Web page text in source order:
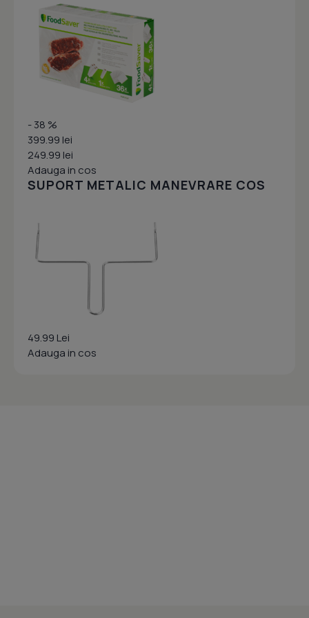
- 38 %
399.99 lei
249.99 lei
Adauga in cos
SUPORT METALIC MANEVRARE COS
49.99 Lei
Adauga in cos